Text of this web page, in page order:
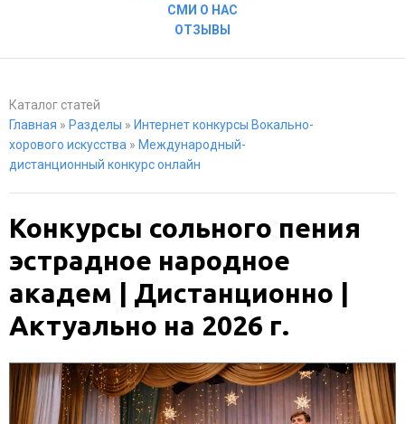
СМИ О НАС
ОТЗЫВЫ
Каталог статей
Главная » Разделы » Интернет конкурсы Вокально-
хорового искусства » Международный-
дистанционный конкурс онлайн
Конкурсы сольного пения
эстрадное народное
академ | Дистанционно |
Актуально на 2026 г.